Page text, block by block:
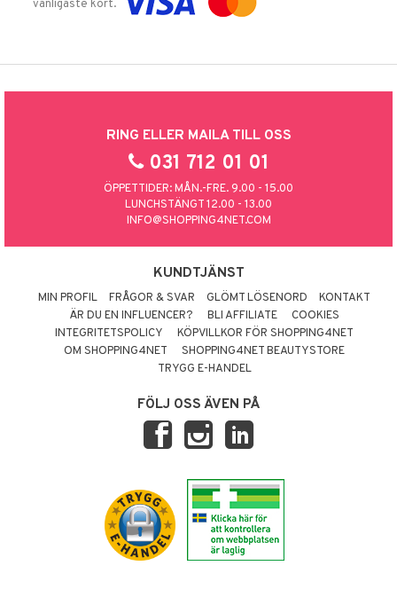
vanligaste kort.
RING ELLER MAILA TILL OSS
031 712 01 01
ÖPPETTIDER: MÅN.-FRE. 9.00 - 15.00
LUNCHSTÄNGT 12.00 - 13.00
INFO@SHOPPING4NET.COM
KUNDTJÄNST
MIN PROFIL FRÅGOR & SVAR GLÖMT LÖSENORD
KONTAKT
ÄR DU EN INFLUENCER?
BLI AFFILIATE
COOKIES
INTEGRITETSPOLICY
KÖPVILLKOR FÖR SHOPPING4NET
OM SHOPPING4NET
SHOPPING4NET BEAUTYSTORE
TRYGG E-HANDEL
FÖLJ OSS ÄVEN PÅ